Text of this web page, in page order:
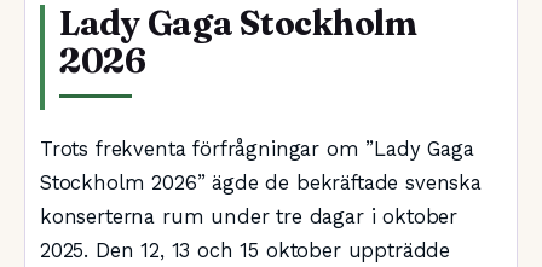
Lady Gaga Stockholm
2026
Trots frekventa förfrågningar om ”Lady Gaga
Stockholm 2026” ägde de bekräftade svenska
konserterna rum under tre dagar i oktober
2025. Den 12, 13 och 15 oktober uppträdde